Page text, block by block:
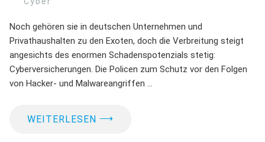
Noch gehören sie in deutschen Unternehmen und
Privathaushalten zu den Exoten, doch die Verbreitung steigt
angesichts des enormen Schadenspotenzials stetig:
Cyberversicherungen. Die Policen zum Schutz vor den Folgen
von Hacker- und Malwareangriffen …
WEITERLESEN ⟶